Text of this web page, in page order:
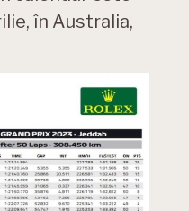
în Australia,